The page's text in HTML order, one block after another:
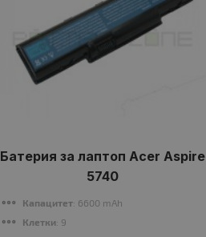
Батерия за лаптоп Acer Aspire
5740
Капацитет: 6600 mAh
Клетки: 9